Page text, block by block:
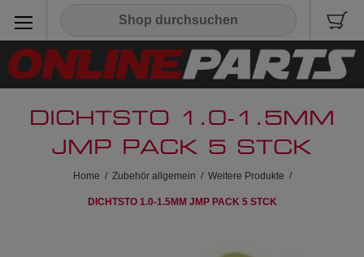
DICHTSTO 1.0-1.5MM
JMP PACK 5 STCK
Home / Zubehör allgemein / Weitere Produkte /
DICHTSTO 1.0-1.5MM JMP PACK 5 STCK